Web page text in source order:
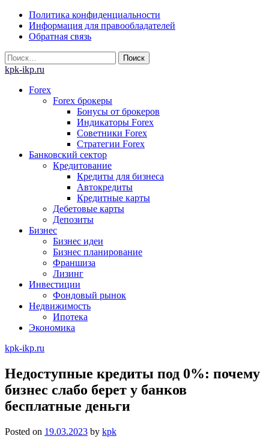
Skip
content
Политика конфиденциальности
Информация для правообладателей
Обратная связь
Найти:
kpk-ikp.ru
Forex
Forex брокеры
Бонусы от брокеров
Индикаторы Forex
Советники Forex
Стратегии Forex
Банковский сектор
Кредитование
Кредиты для бизнеса
Автокредиты
Кредитные карты
Дебетовые карты
Депозиты
Бизнес
Бизнес идеи
Бизнес планирование
Франшиза
Лизинг
Инвестиции
Фондовый рынок
Недвижимость
Ипотека
Экономика
kpk-ikp.ru
Недоступные кредиты под 0%: почему
бизнес слабо берет у банков
бесплатные деньги
Posted on 19.03.2023 by kpk